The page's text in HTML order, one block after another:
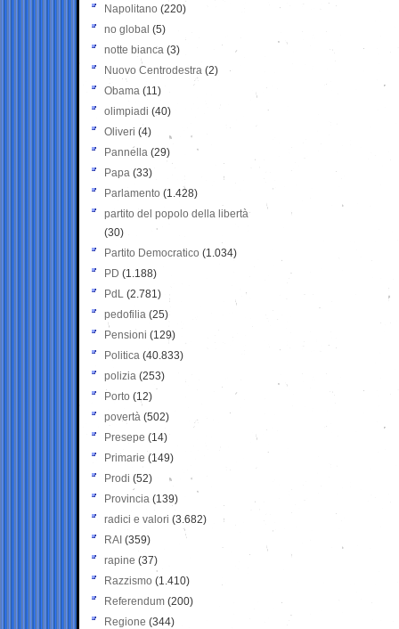
Napolitano (220)
no global (5)
notte bianca (3)
Nuovo Centrodestra (2)
Obama (11)
olimpiadi (40)
Oliveri (4)
Pannella (29)
Papa (33)
Parlamento (1.428)
partito del popolo della libertà
(30)
Partito Democratico (1.034)
PD (1.188)
PdL (2.781)
pedofilia (25)
Pensioni (129)
Politica (40.833)
polizia (253)
Porto (12)
povertà (502)
Presepe (14)
Primarie (149)
Prodi (52)
Provincia (139)
radici e valori (3.682)
RAI (359)
rapine (37)
Razzismo (1.410)
Referendum (200)
Regione (344)